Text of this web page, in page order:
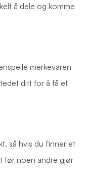
å dele og komme
merkevaren
ditt for å få et
så hvis du finner et
før noen andre gjør